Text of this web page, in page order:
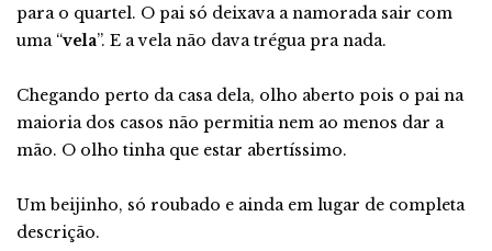
para o quartel. O pai só deixava a namorada sair com
uma “vela”. E a vela não dava trégua pra nada.
Chegando perto da casa dela, olho aberto pois o pai na
maioria dos casos não permitia nem ao menos dar a
mão. O olho tinha que estar abertíssimo.
Um beijinho, só roubado e ainda em lugar de completa
descrição.